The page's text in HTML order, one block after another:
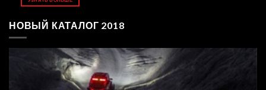
НОВЫЙ КАТАЛОГ 2018